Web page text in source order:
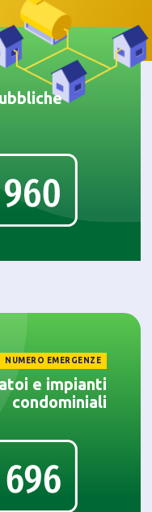
NUMERO EMERGENZE
e impianti
condominiali